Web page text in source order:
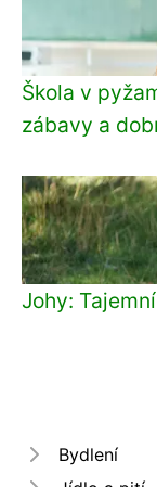
Škola v
zábavy a
Johy:
Bydlení